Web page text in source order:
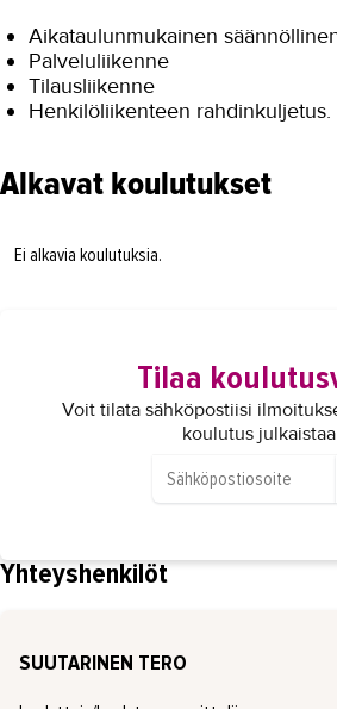
Aikataulunmukainen
Palveluliikenne
Tilausliikenne
Henkilöliikenteen rahdinkuljetus.
Alkavat koulutukset
Ei alkavia koulutuksia.
Tilaa
Voit tilata sähköpostiisi
koulutus
Yhteyshenkilöt
SUUTARINEN TERO